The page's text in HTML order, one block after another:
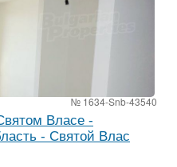
№ 1634-Snb-43540
Власе -
- Святой Влас